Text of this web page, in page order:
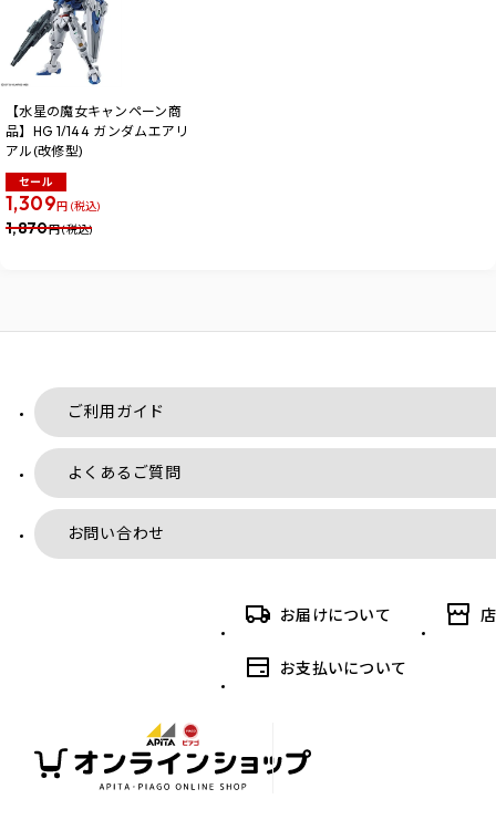
【水星の魔女キャンペーン商
品】HG 1/144 ガンダムエアリ
アル(改修型)
セール
1,309円 (税込)
1,870円 (税込)
ご利用ガイド
よくあるご質問
お問い合わせ
お届けについて
お支払いについて